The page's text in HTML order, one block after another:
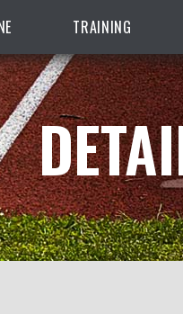
TRAINING